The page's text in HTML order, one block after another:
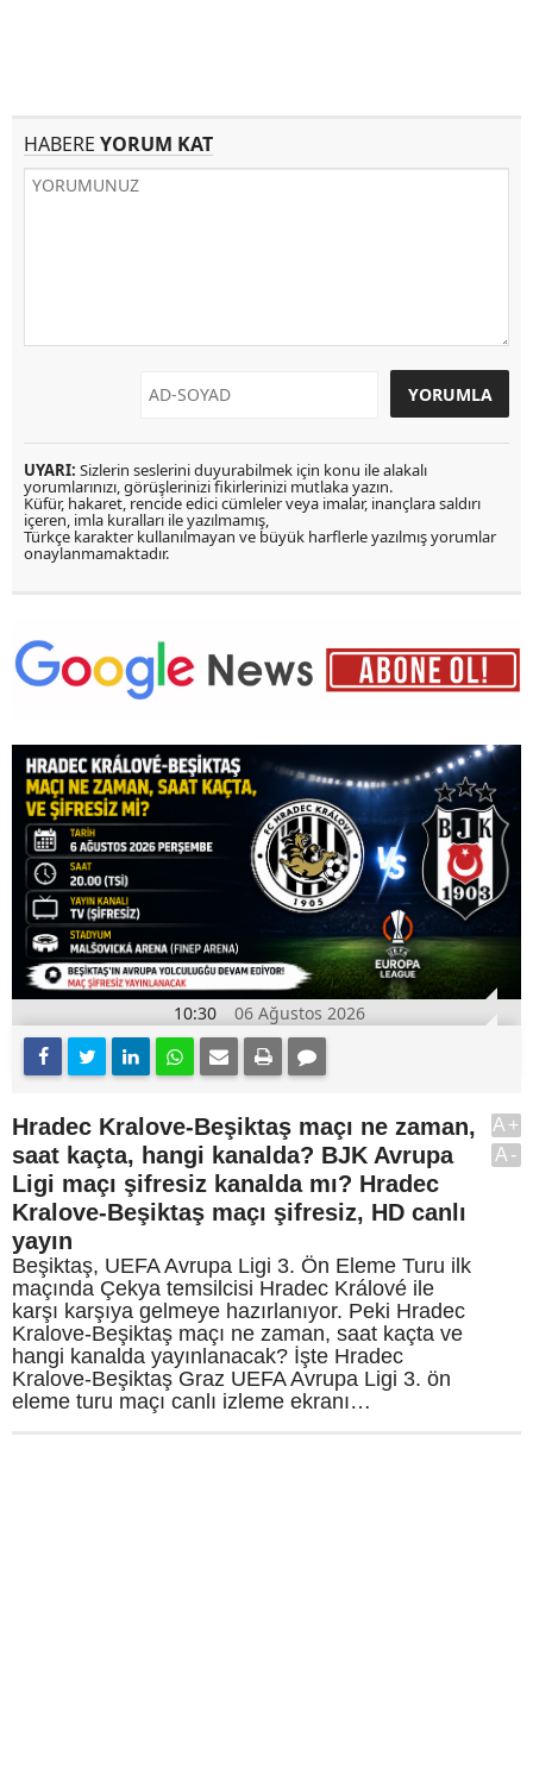
HABERE YORUM KAT
UYARI: Sizlerin seslerini duyurabilmek için konu ile alakalı
yorumlarınızı, görüşlerinizi fikirlerinizi mutlaka yazın.
Küfür, hakaret, rencide edici cümleler veya imalar, inançlara saldırı
içeren, imla kuralları ile yazılmamış,
Türkçe karakter kullanılmayan ve büyük harflerle yazılmış yorumlar
onaylanmamaktadır.
10:30 06 Ağustos 2026
Hradec Kralove-Beşiktaş maçı ne zaman,
saat kaçta, hangi kanalda? BJK Avrupa
Ligi maçı şifresiz kanalda mı? Hradec
Kralove-Beşiktaş maçı şifresiz, HD canlı
yayın
Beşiktaş, UEFA Avrupa Ligi 3. Ön Eleme Turu ilk
maçında Çekya temsilcisi Hradec Králové ile
karşı karşıya gelmeye hazırlanıyor. Peki Hradec
Kralove-Beşiktaş maçı ne zaman, saat kaçta ve
hangi kanalda yayınlanacak? İşte Hradec
Kralove-Beşiktaş Graz UEFA Avrupa Ligi 3. ön
eleme turu maçı canlı izleme ekranı…
A+
A-